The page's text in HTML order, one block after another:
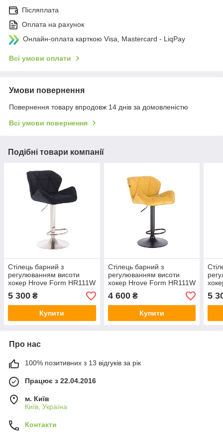
Післяплата
Оплата на рахунок
Онлайн-оплата карткою Visa, Mastercard - LiqPay
Всі умови оплати
Умови повернення
Повернення товару впродовж 14 днів за домовленістю
Всі умови повернення
Подібні товари компанії
Стілець барний з
регулюванням висоти
хокер Hrove Form HR111W
чорний велюр хромована
основа
5 300 ₴
Купити
Стілець барний з
регулюванням висоти
хокер Hrove Form HR111W
жовтий велюр чорна
основа
4 600₴
Купити
5
Про нас
100% позитивних з 13 відгуків за рік
Працює з 22.04.2016
м. Київ
Київ, Україна
Контакти